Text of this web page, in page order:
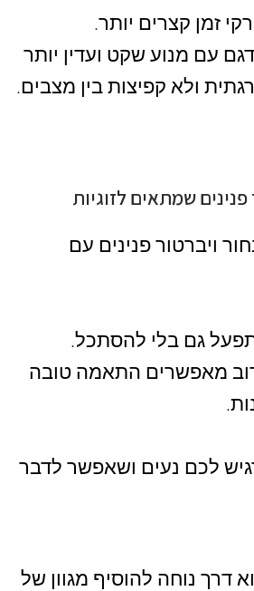
זמן קצרים יותר.
עם מנוע שקט ועדין יותר
ולא קפיצות בין מצבים.
שמתאים לזוגיות
ויברטור פנינים עם
גם בלי להסתכל.
מאפשרים התאמה טובה
לכם נעים ושאפשר לדבר
דרך נוחה להוסיף מגוון של